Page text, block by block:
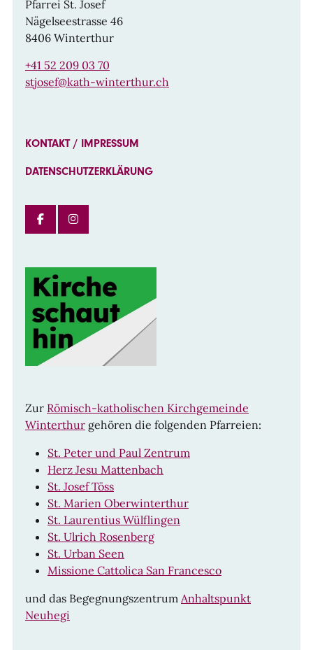
Pfarrei St. Josef
Nägelseestrasse 46
8406 Winterthur
+41 52 209 03 70
stjosef@kath-winterthur.ch
KONTAKT / IMPRESSUM
DATENSCHUTZERKLÄRUNG
FACEBOOK
INSTAGRAM
Zur Römisch-katholischen Kirchgemeinde
Winterthur gehören die folgenden Pfarreien:
St. Peter und Paul Zentrum
Herz Jesu Mattenbach
St. Josef Töss
St. Marien Oberwinterthur
St. Laurentius Wülflingen
St. Ulrich Rosenberg
St. Urban Seen
Missione Cattolica San Francesco
und das Begegnungszentrum Anhaltspunkt
Neuhegi